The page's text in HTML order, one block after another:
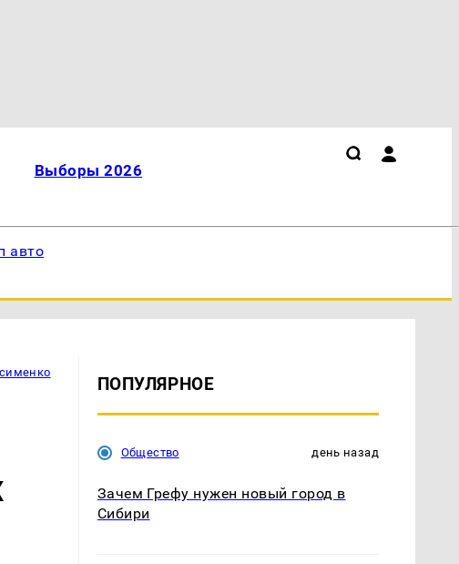
Выборы 2026
авто
ПОПУЛЯРНОЕ
Общество день назад
Зачем Грефу нужен новый город в
Сибири